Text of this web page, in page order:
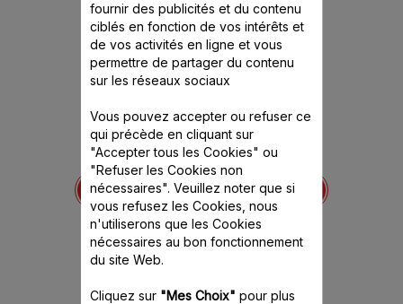
Accessoire hachoir à
viande XF631BB1
Viande hachée faite maison
46.00 CHF
fournir des publicités et du contenu
ciblés en fonction de vos intérêts et
de vos activités en ligne et vous
permettre de partager du contenu
sur les réseaux sociaux
Vous pouvez accepter ou refuser ce
qui précède en cliquant sur
"Accepter tous les Cookies" ou
"Refuser les Cookies non
nécessaires". Veuillez noter que si
vous refusez les Cookies, nous
n'utiliserons que les Cookies
nécessaires au bon fonctionnement
du site Web.
Cliquez sur "Mes Choix" pour plus